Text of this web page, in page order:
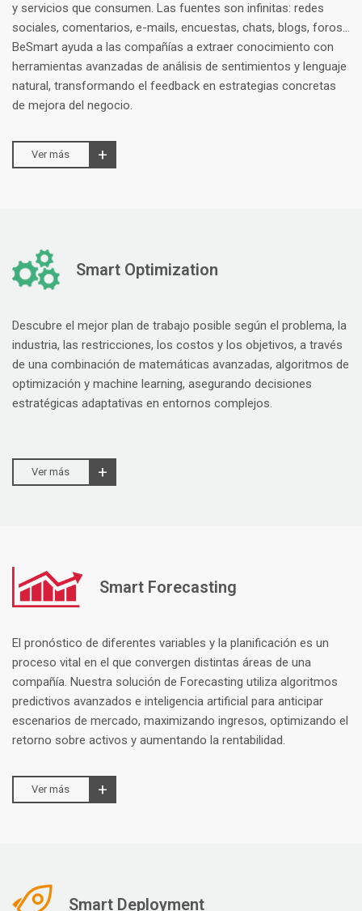
y servicios que consumen. Las fuentes son infinitas: redes
sociales, comentarios, e-mails, encuestas, chats, blogs, foros…
BeSmart ayuda a las compañías a extraer conocimiento con
herramientas avanzadas de análisis de sentimientos y lenguaje
natural, transformando el feedback en estrategias concretas
de mejora del negocio.
Ver más
Smart Optimization
Descubre el mejor plan de trabajo posible según el problema, la
industria, las restricciones, los costos y los objetivos, a través
de una combinación de matemáticas avanzadas, algoritmos de
optimización y machine learning, asegurando decisiones
estratégicas adaptativas en entornos complejos.
Ver más
Smart Forecasting
El pronóstico de diferentes variables y la planificación es un
proceso vital en el que convergen distintas áreas de una
compañía. Nuestra solución de Forecasting utiliza algoritmos
predictivos avanzados e inteligencia artificial para anticipar
escenarios de mercado, maximizando ingresos, optimizando el
retorno sobre activos y aumentando la rentabilidad.
Ver más
Smart Deployment